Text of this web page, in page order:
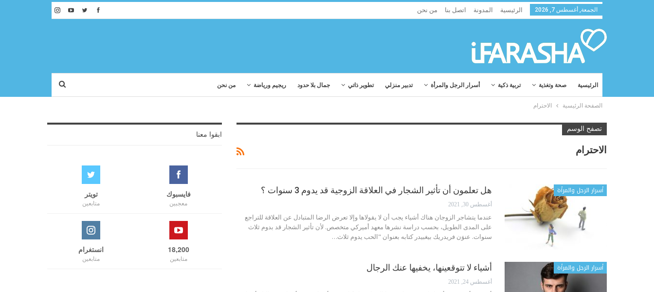
الجمعة, أغسطس 7, 2026 الرئيسية المدونة اتصل بنا من نحن
الرئيسية صحة وتغذية تربية ذكية أسرار الرجل والمرأة تدبير منزلي تطوير ذاتي جمال بلا حدود ريجيم ورياضة من نحن
الصفحة الرئيسية الاحترام
تصفح الوسم
الاحترام
أسرار الرجل والمرأة هل تعلمون أن تأثير الشجار في العلاقة الزوجية قد يدوم 3 سنوات ؟
أغسطس 30, 2021
عندما يتشاجر الزوجان هناك أشياء يجب أن لا يقولاها وإلا تعرض الرضا المتبادل عن العلاقة للتراجع
على المدى الطويل، بحسب دراسة نشرها معهد أميركي متخصص. لأن تأثير الشجار قد بدوم ثلاث
سنوات. عنوَن فريدريك بيغبيدر كتابه بعنوان "الحب يدوم ثلاث…
أسرار الرجل والمرأة أشياء لا تتوقعينها، يخفيها عنك الرجال
أغسطس 24, 2021
ابقوا معنا
فايسبوك
معجبين
تويتر
متابعين
18,200
متابعين
انستغرام
متابعين